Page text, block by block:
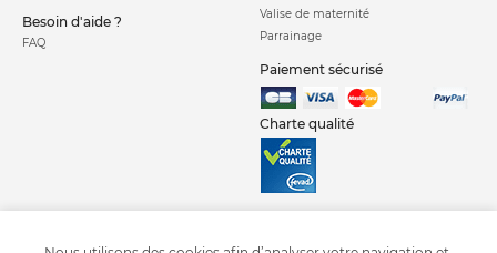
Besoin d'aide ?
FAQ
Valise de maternité
Parrainage
Paiement sécurisé
Charte qualité